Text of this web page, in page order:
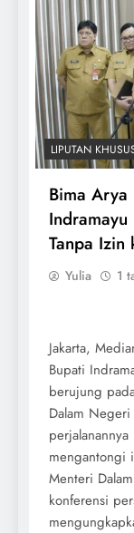
LIPUTAN
Bima Arya
Tanpa Izin
Yulia 1
Jakarta,
Bupati
berujung
Dalam
mengantongi
Menteri
konferensi